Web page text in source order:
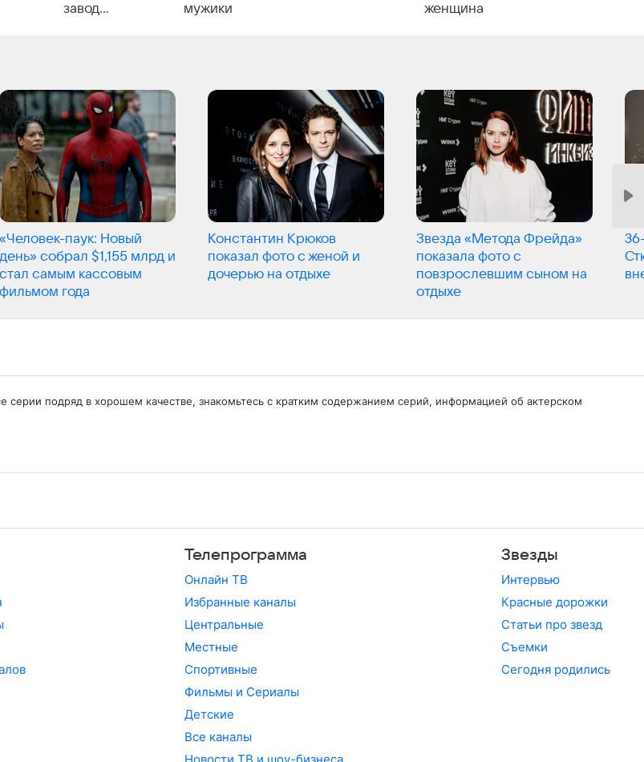
завод…
мужики
женщина
«Человек-паук: Новый
день» собрал $1,155 млрд и
стал самым кассовым
фильмом года
Константин Крюков
показал фото с женой и
дочерью на отдыхе
Звезда «Метода Фрейда»
показала фото с
повзрослевшим сыном на
отдыхе
серии подряд в хорошем качестве, знакомьтесь с кратким содержанием серий, информацией об актерском
Телепрограмма
Онлайн ТВ
Избранные каналы
Центральные
Местные
Спортивные
Фильмы и Сериалы
Детские
Все каналы
Звезды
Интервью
Красные дорожки
Статьи про звезд
Съемки
Сегодня родились